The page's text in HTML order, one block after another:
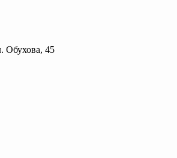
Обухова, 45